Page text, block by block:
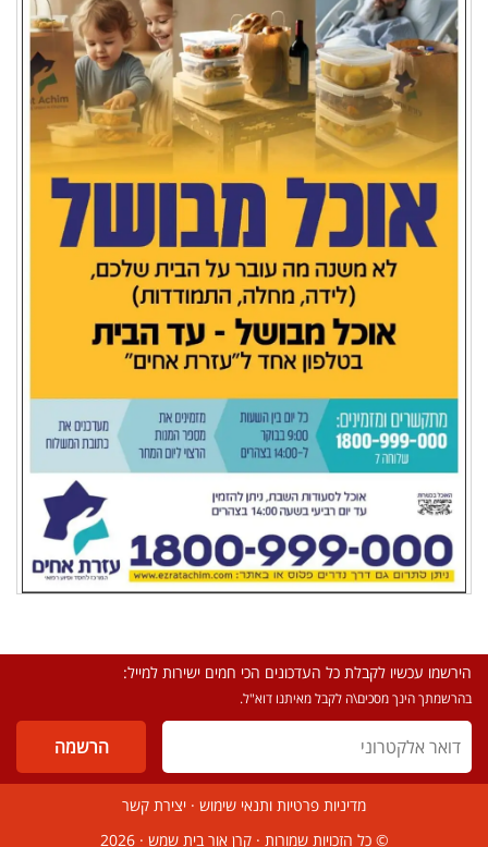
הירשמו עכשיו לקבלת כל העדכונים הכי חמים ישירות למייל:
בהרשמתך הינך מסכים\ה לקבל מאיתנו דוא"ל.
מדיניות פרטיות ותנאי שימוש · יצירת קשר
© כל הזכויות שמורות ·קרן אור בית שמש · 2026